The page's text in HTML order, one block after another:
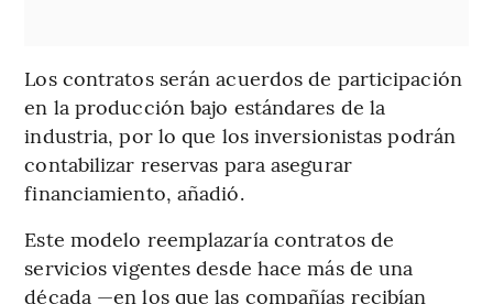
Los contratos serán acuerdos de participación
en la producción bajo estándares de la
industria, por lo que los inversionistas podrán
contabilizar reservas para asegurar
financiamiento, añadió.
Este modelo reemplazaría contratos de
servicios vigentes desde hace más de una
década —en los que las compañías recibían